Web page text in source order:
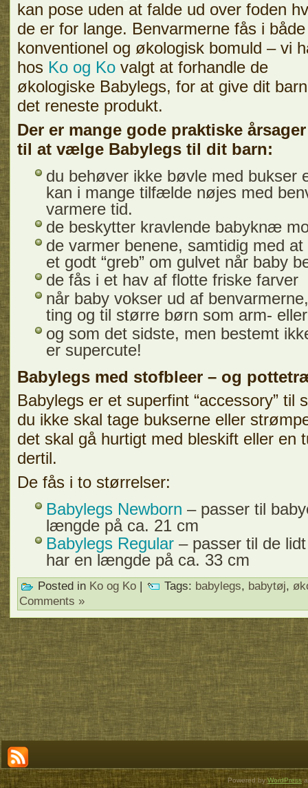
kan pose uden at falde ud over foden
de er for lange. Benvarmerne fås i både
konventionel og økologisk bomuld – vi
hos Ko og Ko valgt at forhandle de
økologiske Babylegs, for at give dit barn
det reneste produkt.
Der er mange gode praktiske årsager
til at vælge Babylegs til dit barn:
du behøver ikke bøvle med bukser
kan i mange tilfælde nøjes med
varmere tid.
de beskytter kravlende babyknæ
de varmer benene, samtidig med
et godt “greb” om gulvet når baby
de fås i et hav af flotte friske farver
når baby vokser ud af
ting og til større børn som arm-
og som det sidste, men bestemt
er supercute!
Babylegs med stofbleer – og
Babylegs er et superfint “accessory” til
du ikke skal tage bukserne eller
det skal gå hurtigt med bleskift eller en
dertil.
De fås i to størrelser:
Babylegs Newborn – passer til
længde på ca. 21 cm
Babylegs Regular – passer til de
har en længde på ca. 33 cm
Posted in Ko og Ko Tags: babylegs, babytøj,
Comments »
Powered byWordPress